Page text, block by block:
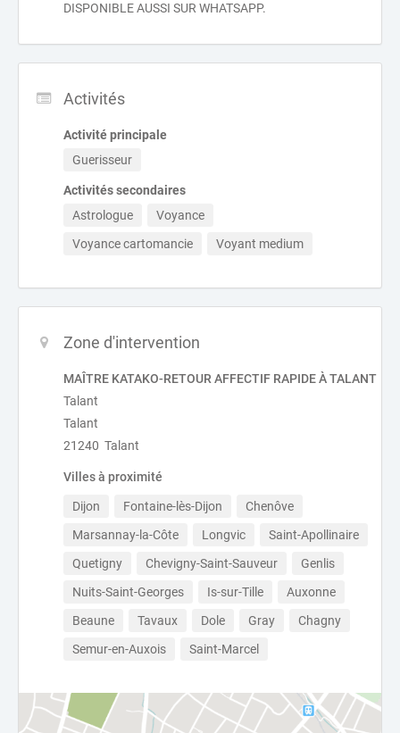
DISPONIBLE AUSSI SUR WHATSAPP.
Activités
Activité principale
Guerisseur
Activités secondaires
Astrologue
Voyance
Voyance cartomancie
Voyant medium
Zone d'intervention
MAÎTRE KATAKO-RETOUR AFFECTIF RAPIDE À TALANT
Talant
Talant
21240 Talant
Villes à proximité
Dijon Fontaine-lès-Dijon
Chenôve
Marsannay-la-Côte
Longvic
Saint-Apollinaire
Quetigny
Chevigny-Saint-Sauveur
Genlis
Nuits-Saint-Georges
Is-sur-Tille
Auxonne
Beaune
Tavaux Dole Gray
Chagny
Semur-en-Auxois
Saint-Marcel